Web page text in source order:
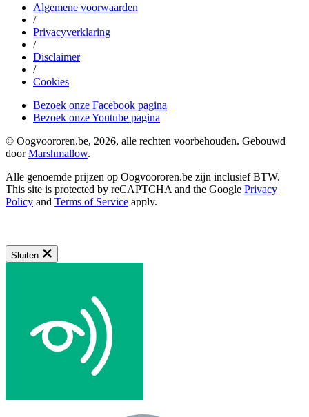
Algemene voorwaarden
/
Privacyverklaring
/
Disclaimer
/
Cookies
Bezoek onze Facebook pagina
Bezoek onze Youtube pagina
© Oogvoororen.be, 2026, alle rechten voorbehouden. Gebouwd
doorMarshmallow.
Alle genoemde prijzen op Oogvoororen.be zijn inclusief BTW.
This site is protected by reCAPTCHA and the Google Privacy
Policy and Terms of Service apply.
Sluiten